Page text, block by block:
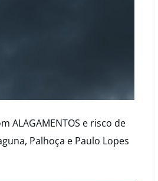
ALAGAMENTOS e risco de
Palhoça e Paulo Lopes